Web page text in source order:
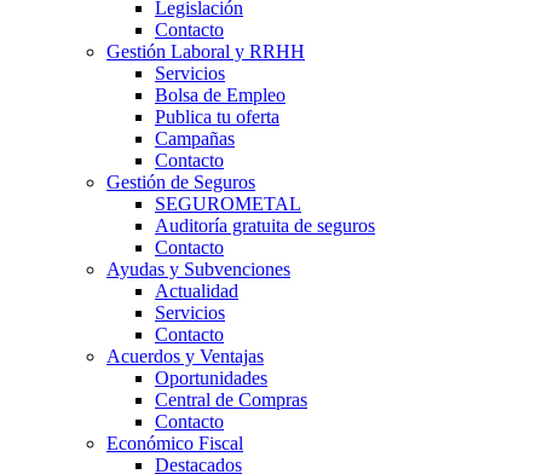
Legislación
Contacto
Gestión Laboral y RRHH
Servicios
Bolsa de Empleo
Publica tu oferta
Campañas
Contacto
Gestión de Seguros
SEGUROMETAL
Auditoría gratuita de seguros
Contacto
Ayudas y Subvenciones
Actualidad
Servicios
Contacto
Acuerdos y Ventajas
Oportunidades
Central de Compras
Contacto
Económico Fiscal
Destacados